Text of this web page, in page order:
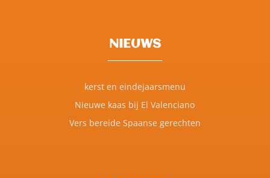
NIEUWS
kerst en eindejaarsmenu
Nieuwe kaas bij El Valenciano
Vers bereide Spaanse gerechten